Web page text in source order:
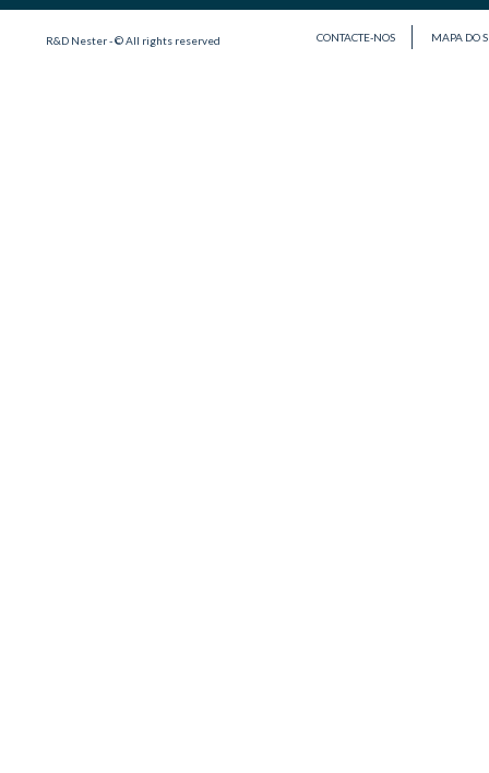
R&D Nester - © All rights reserved CONTACTE-NOS MAPA DO